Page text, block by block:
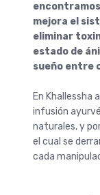
mejora el
eliminar
estado de
sueño entre
En Khallessha
infusión
naturales, y
el cual se
cada